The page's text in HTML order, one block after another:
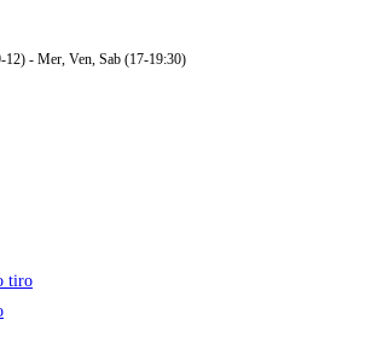
- Mer, Ven, Sab (17-19:30)